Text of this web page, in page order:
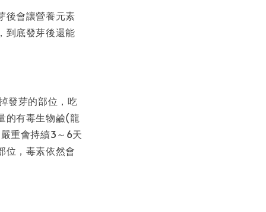
後會讓營養元素
到底發芽後還能
發芽的部位，吃
的有毒生物鹼(龍
重會持續3～6天
位，毒素依然會